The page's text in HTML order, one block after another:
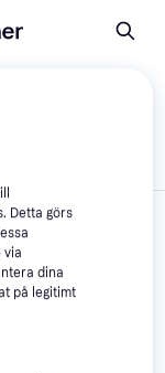
Detta görs
via
dina
på legitimt